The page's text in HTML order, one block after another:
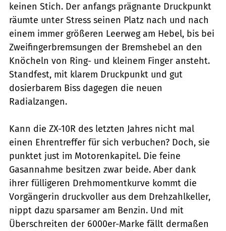
keinen Stich. Der anfangs prägnante Druckpunkt
räumte unter Stress seinen Platz nach und nach
einem immer größeren Leerweg am Hebel, bis bei
Zweifingerbremsungen der Bremshebel an den
Knöcheln von Ring- und kleinem Finger ansteht.
Standfest, mit klarem Druckpunkt und gut
dosierbarem Biss dagegen die neuen
Radialzangen.
Kann die ZX-10R des letzten Jahres nicht mal
einen Ehrentreffer für sich verbuchen? Doch, sie
punktet just im Motorenkapitel. Die feine
Gasannahme besitzen zwar beide. Aber dank
ihrer fülligeren Drehmomentkurve kommt die
Vorgängerin druckvoller aus dem Drehzahlkeller,
nippt dazu sparsamer am Benzin. Und mit
Überschreiten der 6000er-Marke fällt dermaßen